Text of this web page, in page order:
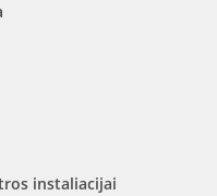
instaliacijai